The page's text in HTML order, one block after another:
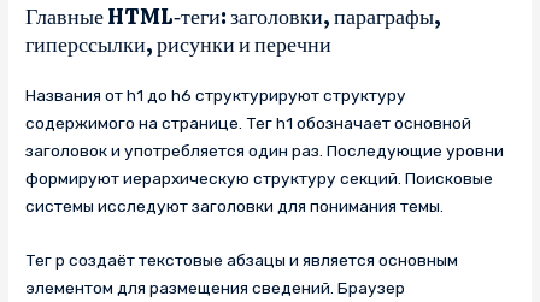
Главные HTML‑теги: заголовки, параграфы,
гиперссылки, рисунки и перечни
Названия от h1 до h6 структурируют структуру
содержимого на странице. Тег h1 обозначает основной
заголовок и употребляется один раз. Последующие уровни
формируют иерархическую структуру секций. Поисковые
системы исследуют заголовки для понимания темы.
Тег p создаёт текстовые абзацы и является основным
элементом для размещения сведений. Браузер